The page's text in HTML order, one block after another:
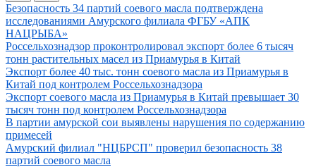
Иллюстрация новости
Безопасность 34 партий соевого масла подтверждена
исследованиями Амурского филиала ФГБУ «АПК
НАЦРЫБА»
Иллюстрация новости
Россельхознадзор проконтролировал экспорт более 6 тысяч
тонн растительных масел из Приамурья в Китай
Иллюстрация новости
Экспорт более 40 тыс. тонн соевого масла из Приамурья в
Китай под контролем Россельхознадзора
Иллюстрация новости
Экспорт соевого масла из Приамурья в Китай превышает 30
тысяч тонн под контролем Россельхознадзора
Иллюстрация новости
В партии амурской сои выявлены нарушения по содержанию
примесей
Иллюстрация новости
Амурский филиал "НЦБРСП" проверил безопасность 38
партий соевого масла